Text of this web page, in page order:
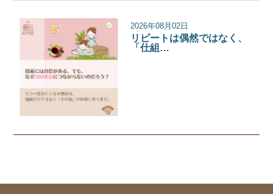
2026年08月02日
リピートは偶然ではなく、
「仕組…